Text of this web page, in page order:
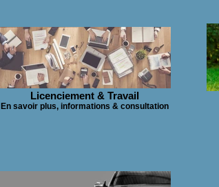
Licenciement & Travail
En savoir plus, informations & consultation